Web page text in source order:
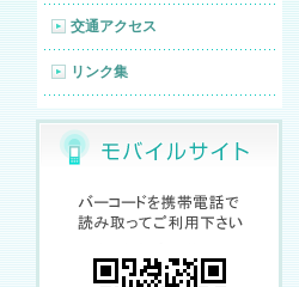
交通アクセス
リンク集